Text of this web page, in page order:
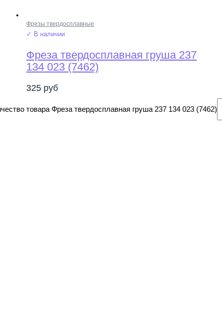
Фрезы твердосплавные
✓ В наличии
Фреза твердосплавная груша 237
134 023 (7462)
325 руб
товара Фреза твердосплавная груша 237 134 023 (7462)